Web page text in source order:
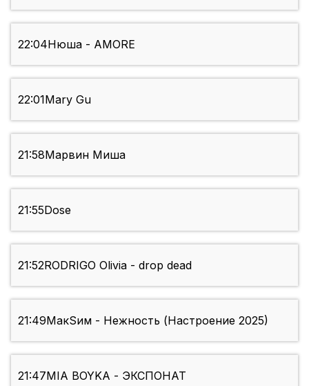
22:04Нюша - AMORE
22:01Mary Gu
21:58Марвин Миша
21:55Dose
21:52RODRIGO Olivia - drop dead
21:49МакSим - Нежность (Настроение 2025)
21:47MIA BOYKA - ЭКСПОНАТ